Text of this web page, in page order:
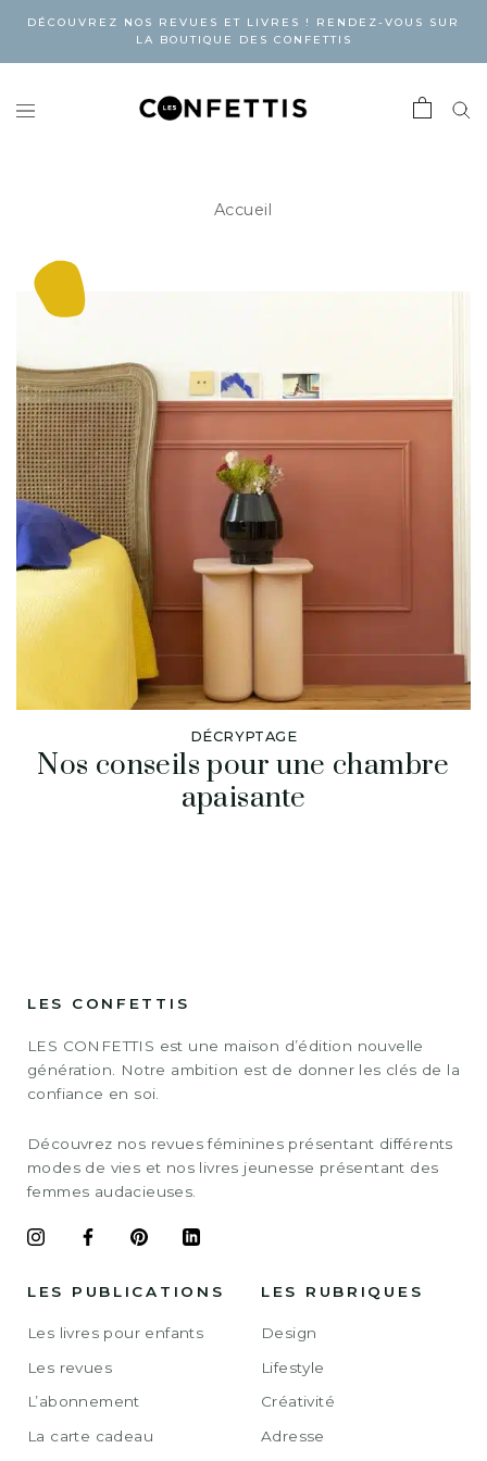
DÉCOUVREZ NOS REVUES ET LIVRES ! RENDEZ-VOUS SUR
LA BOUTIQUE DES CONFETTIS
Accueil
DÉCRYPTAGE
Nos conseils pour une chambre
apaisante
LES CONFETTIS
LES CONFETTIS est une maison d’édition nouvelle
génération. Notre ambition est de donner les clés de la
confiance en soi.
Découvrez nos revues féminines présentant différents
modes de vies et nos livres jeunesse présentant des
femmes audacieuses.
LES PUBLICATIONS
Les livres pour enfants
Les revues
L’abonnement
La carte cadeau
LES RUBRIQUES
Design
Lifestyle
Créativité
Adresse